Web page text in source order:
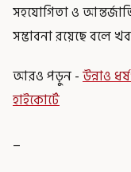
সহযোগিতা ও
সম্ভাবনা রয়েছে বলে
আরও পড়ুন -উন্নাও
হাইকোর্টে
_